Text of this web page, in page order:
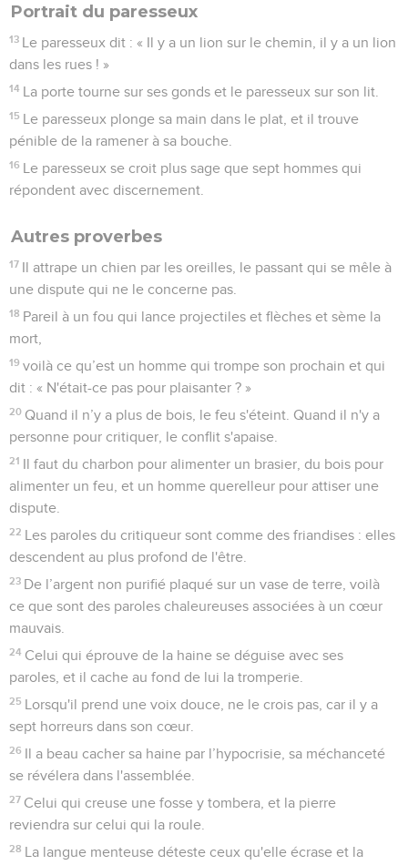
Portrait du paresseux
13 Le paresseux dit : « Il y a un lion sur le chemin, il y a un lion
dans les rues ! »
14 La porte tourne sur ses gonds et le paresseux sur son lit.
15 Le paresseux plonge sa main dans le plat, et il trouve
pénible de la ramener à sa bouche.
16 Le paresseux se croit plus sage que sept hommes qui
répondent avec discernement.
Autres proverbes
17 Il attrape un chien par les oreilles, le passant qui se mêle à
une dispute qui ne le concerne pas.
18 Pareil à un fou qui lance projectiles et flèches et sème la
mort,
19 voilà ce qu’est un homme qui trompe son prochain et qui
dit : « N'était-ce pas pour plaisanter ? »
20 Quand il n’y a plus de bois, le feu s'éteint. Quand il n'y a
personne pour critiquer, le conflit s'apaise.
21 Il faut du charbon pour alimenter un brasier, du bois pour
alimenter un feu, et un homme querelleur pour attiser une
dispute.
22 Les paroles du critiqueur sont comme des friandises : elles
descendent au plus profond de l'être.
23 De l’argent non purifié plaqué sur un vase de terre, voilà
ce que sont des paroles chaleureuses associées à un cœur
mauvais.
24 Celui qui éprouve de la haine se déguise avec ses
paroles, et il cache au fond de lui la tromperie.
25 Lorsqu'il prend une voix douce, ne le crois pas, car il y a
sept horreurs dans son cœur.
26 Il a beau cacher sa haine par l’hypocrisie, sa méchanceté
se révélera dans l'assemblée.
27 Celui qui creuse une fosse y tombera, et la pierre
reviendra sur celui qui la roule.
28 La langue menteuse déteste ceux qu'elle écrase et la